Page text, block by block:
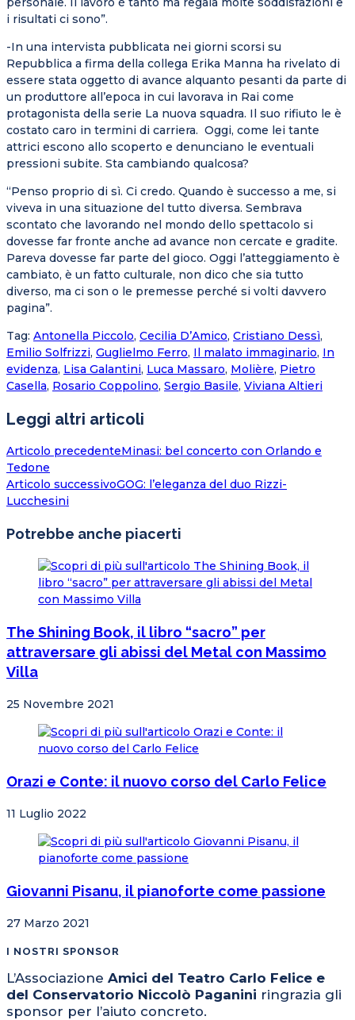
i risultati ci sono”.
-In una intervista pubblicata nei giorni scorsi su
Repubblica a firma della collega Erika Manna ha rivelato di
essere stata oggetto di avance alquanto pesanti da parte di
un produttore all’epoca in cui lavorava in Rai come
protagonista della serie La nuova squadra. Il suo rifiuto le è
costato caro in termini di carriera. Oggi, come lei tante
attrici escono allo scoperto e denunciano le eventuali
pressioni subite. Sta cambiando qualcosa?
“Penso proprio di sì. Ci credo. Quando è successo a me, si
viveva in una situazione del tutto diversa. Sembrava
scontato che lavorando nel mondo dello spettacolo si
dovesse far fronte anche ad avance non cercate e gradite.
Pareva dovesse far parte del gioco. Oggi l’atteggiamento è
cambiato, è un fatto culturale, non dico che sia tutto
diverso, ma ci son o le premesse perché si volti davvero
pagina”.
Tag: Antonella Piccolo, Cecilia D’Amico, Cristiano Dessì,
Emilio Solfrizzi, Guglielmo Ferro, Il malato immaginario, In
evidenza, Lisa Galantini, Luca Massaro, Molière, Pietro
Casella, Rosario Coppolino, Sergio Basile, Viviana Altieri
Leggi altri articoli
Articolo precedenteMinasi: bel concerto con Orlando e
Tedone
Articolo successivoGOG: l’eleganza del duo Rizzi-
Lucchesini
Potrebbe anche piacerti
The Shining Book, il libro “sacro” per
attraversare gli abissi del Metal con Massimo
Villa
25 Novembre 2021
Orazi e Conte: il nuovo corso del Carlo Felice
11 Luglio 2022
Giovanni Pisanu, il pianoforte come passione
27 Marzo 2021
I NOSTRI SPONSOR
L’Associazione Amici del Teatro Carlo Felice e
del Conservatorio Niccolò Paganini ringrazia gli
sponsor per l’aiuto concreto.